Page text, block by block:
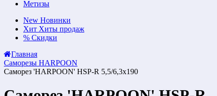
Метизы
New Новинки
Хит Хиты продаж
% Скидки
Главная
Саморезы HARPOON
Саморез 'HARPOON' HSP-R 5,5/6,3x190